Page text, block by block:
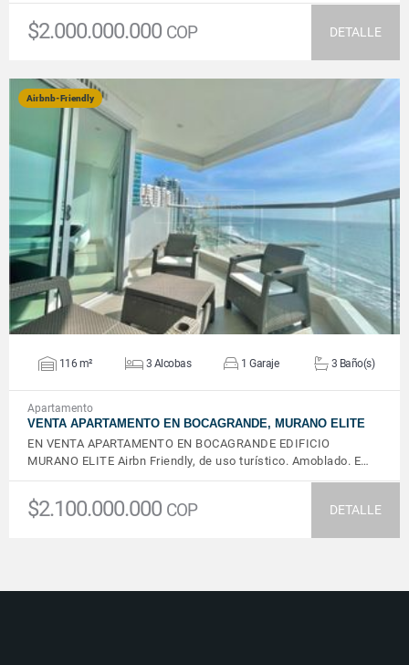
$2.000.000.000 COP DETALLE
Airbnb-Friendly
VER DETALLES
116 m² 3 Alcobas 1 Garaje 3 Baño(s)
Apartamento
VENTA APARTAMENTO EN BOCAGRANDE, MURANO ELITE
EN VENTA APARTAMENTO EN BOCAGRANDE EDIFICIO
MURANO ELITE Airbn Friendly, de uso turístico. Amoblado. E…
$2.100.000.000 COP DETALLE